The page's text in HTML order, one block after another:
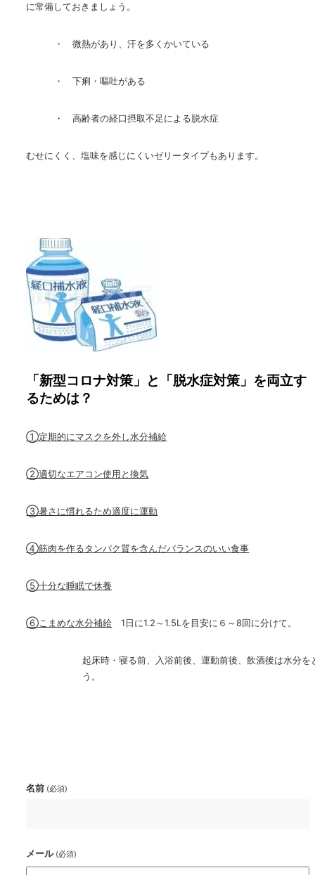
に常備しておきましょう。
・ 微熱があり、汗を多くかいている
・ 下痢・嘔吐がある
・ 高齢者の経口摂取不足による脱水症
むせにくく、塩味を感じにくいゼリータイプもあります。
「新型コロナ対策」と「脱水症対策」を両立す
るためは？
①定期的にマスクを外し水分補給
②適切なエアコン使用と換気
③暑さに慣れるため適度に運動
④筋肉を作るタンパク質を含んだバランスのいい食事
⑤十分な睡眠で休養
⑥こまめな水分補給 1日に1.2～1.5L を目安に６～8回に分けて。
起床時・寝る前、入浴前後、運動前後、飲酒後は水分を
う。
名前 (必須)
メール (必須)